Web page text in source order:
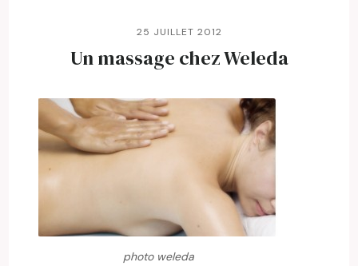
25 JUILLET 2012
Un massage chez Weleda
photo weleda